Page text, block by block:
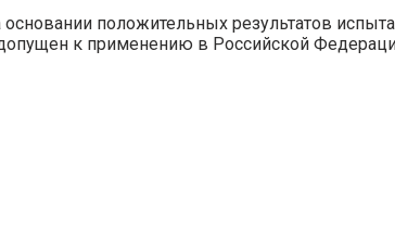
положительных результатов
к применению в Российской